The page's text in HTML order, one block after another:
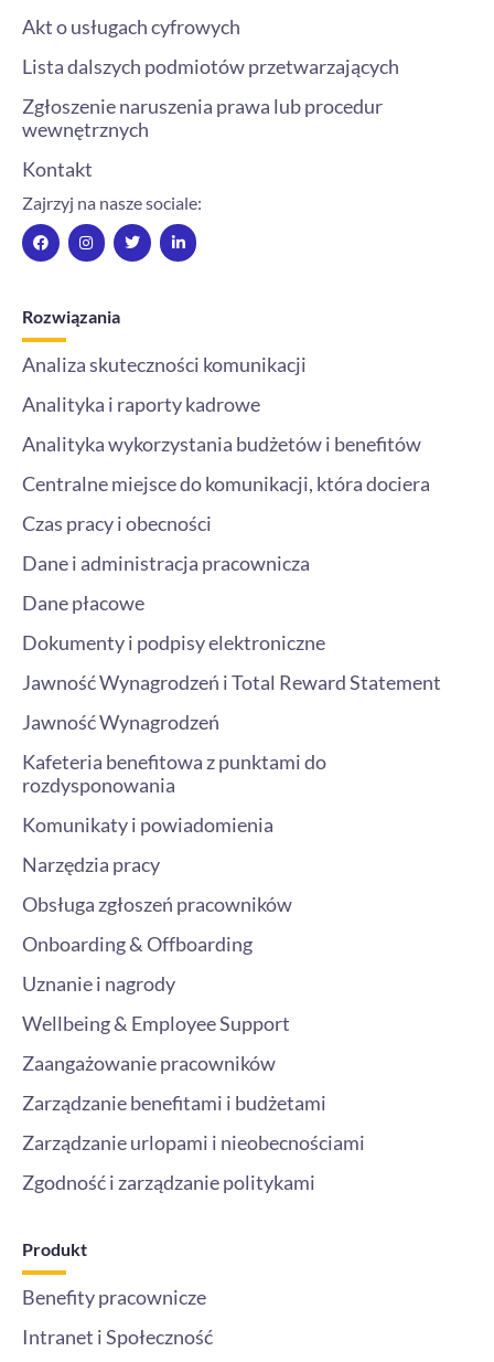
Akt o usługach cyfrowych
Lista dalszych podmiotów przetwarzających
Zgłoszenie naruszenia prawa lub procedur
wewnętrznych
Kontakt
Zajrzyj na nasze sociale:
F
a
c
o
k
I
n
s
r
T
w
i
L
i
n
-
i
Rozwiązania
Analiza skuteczności komunikacji
Analityka i raporty kadrowe
Analityka wykorzystania budżetów i benefitów
Centralne miejsce do komunikacji, która dociera
Czas pracy i obecności
Dane i administracja pracownicza
Dane płacowe
Dokumenty i podpisy elektroniczne
Jawność Wynagrodzeń i Total Reward Statement
Jawność Wynagrodzeń
Kafeteria benefitowa z punktami do
rozdysponowania
Komunikaty i powiadomienia
Narzędzia pracy
Obsługa zgłoszeń pracowników
Onboarding & Offboarding
Uznanie i nagrody
Wellbeing & Employee Support
Zaangażowanie pracowników
Zarządzanie benefitami i budżetami
Zarządzanie urlopami i nieobecnościami
Zgodność i zarządzanie politykami
Produkt
Benefity pracownicze
Intranet i Społeczność